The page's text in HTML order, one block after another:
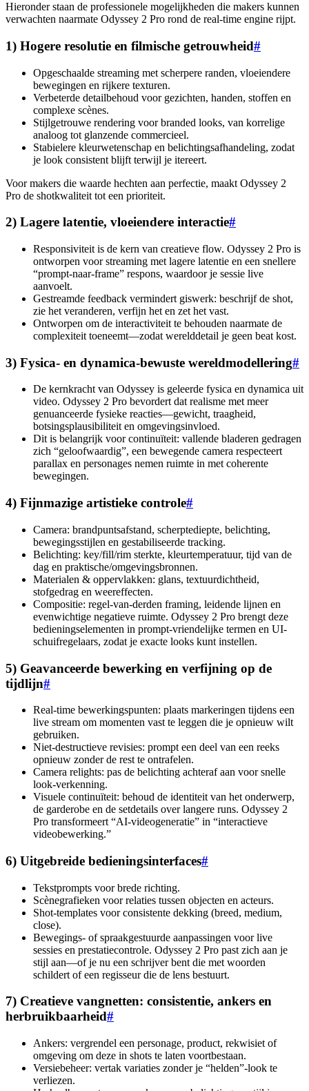
Hieronder staan de professionele mogelijkheden die makers kunnen
verwachten naarmate Odyssey 2 Pro rond de real-time engine rijpt.
1) Hogere resolutie en filmische getrouwheid#
Opgeschaalde streaming met scherpere randen, vloeiendere
bewegingen en rijkere texturen.
Verbeterde detailbehoud voor gezichten, handen, stoffen en
complexe scènes.
Stijlgetrouwe rendering voor branded looks, van korrelige
analoog tot glanzende commercieel.
Stabielere kleurwetenschap en belichtingsafhandeling, zodat
je look consistent blijft terwijl je itereert.
Voor makers die waarde hechten aan perfectie, maakt Odyssey 2
Pro de shotkwaliteit tot een prioriteit.
2) Lagere latentie, vloeiendere interactie#
Responsiviteit is de kern van creatieve flow. Odyssey 2 Pro is
ontworpen voor streaming met lagere latentie en een snellere
“prompt-naar-frame” respons, waardoor je sessie live
aanvoelt.
Gestreamde feedback vermindert giswerk: beschrijf de shot,
zie het veranderen, verfijn het en zet het vast.
Ontworpen om de interactiviteit te behouden naarmate de
complexiteit toeneemt—zodat werelddetail je geen beat kost.
3) Fysica- en dynamica-bewuste wereldmodellering#
De kernkracht van Odyssey is geleerde fysica en dynamica uit
video. Odyssey 2 Pro bevordert dat realisme met meer
genuanceerde fysieke reacties—gewicht, traagheid,
botsingsplausibiliteit en omgevingsinvloed.
Dit is belangrijk voor continuïteit: vallende bladeren gedragen
zich “geloofwaardig”, een bewegende camera respecteert
parallax en personages nemen ruimte in met coherente
bewegingen.
4) Fijnmazige artistieke controle#
Camera: brandpuntsafstand, scherptediepte, belichting,
bewegingsstijlen en gestabiliseerde tracking.
Belichting: key/fill/rim sterkte, kleurtemperatuur, tijd van de
dag en praktische/omgevingsbronnen.
Materialen & oppervlakken: glans, textuurdichtheid,
stofgedrag en weereffecten.
Compositie: regel-van-derden framing, leidende lijnen en
evenwichtige negatieve ruimte. Odyssey 2 Pro brengt deze
bedieningselementen in prompt-vriendelijke termen en UI-
schuifregelaars, zodat je exacte looks kunt instellen.
5) Geavanceerde bewerking en verfijning op de
tijdlijn#
Real-time bewerkingspunten: plaats markeringen tijdens een
live stream om momenten vast te leggen die je opnieuw wilt
gebruiken.
Niet-destructieve revisies: prompt een deel van een reeks
opnieuw zonder de rest te ontrafelen.
Camera relights: pas de belichting achteraf aan voor snelle
look-verkenning.
Visuele continuïteit: behoud de identiteit van het onderwerp,
de garderobe en de setdetails over langere runs. Odyssey 2
Pro transformeert “AI-videogeneratie” in “interactieve
videobewerking.”
6) Uitgebreide bedieningsinterfaces#
Tekstprompts voor brede richting.
Scènegrafieken voor relaties tussen objecten en acteurs.
Shot-templates voor consistente dekking (breed, medium,
close).
Bewegings- of spraakgestuurde aanpassingen voor live
sessies en prestatiecontrole. Odyssey 2 Pro past zich aan je
stijl aan—of je nu een schrijver bent die met woorden
schildert of een regisseur die de lens bestuurt.
7) Creatieve vangnetten: consistentie, ankers en
herbruikbaarheid#
Ankers: vergrendel een personage, product, rekwisiet of
omgeving om deze in shots te laten voortbestaan.
Versiebeheer: vertak variaties zonder je “helden”-look te
verliezen.